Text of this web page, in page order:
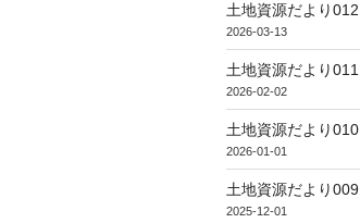
土地資源だより012
2026-03-13
土地資源だより011
2026-02-02
土地資源だより010
2026-01-01
土地資源だより009
2025-12-01